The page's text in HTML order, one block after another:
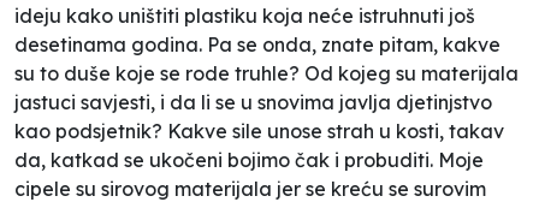
ideju kako uništiti plastiku koja neće istruhnuti još
desetinama godina. Pa se onda, znate pitam, kakve
su to duše koje se rode truhle? Od kojeg su materijala
jastuci savjesti, i da li se u snovima javlja djetinjstvo
kao podsjetnik? Kakve sile unose strah u kosti, takav
da, katkad se ukočeni bojimo čak i probuditi. Moje
cipele su sirovog materijala jer se kreću se surovim